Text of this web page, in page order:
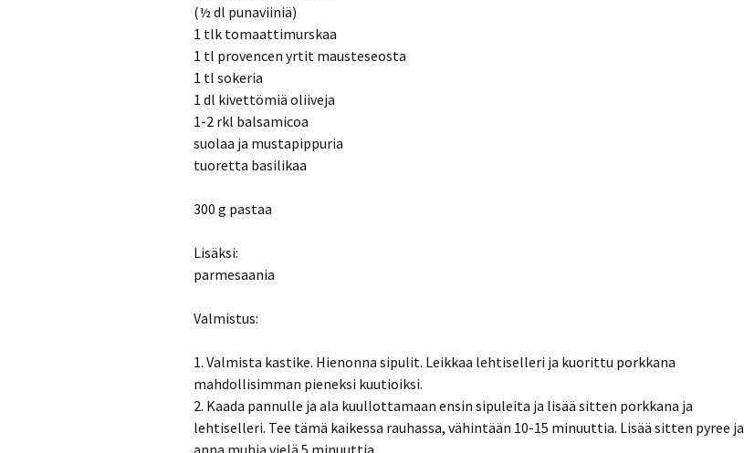
(½ dl punaviiniä)
1 tlk tomaattimurskaa
1 tl provencen yrtit mausteseosta
1 tl sokeria
1 dl kivettömiä oliiveja
1-2 rkl balsamicoa
suolaa ja mustapippuria
tuoretta basilikaa
300 g pastaa
Lisäksi:
parmesaania
Valmistus:
1. Valmista kastike. Hienonna sipulit. Leikkaa lehtiselleri ja kuorittu porkkana
mahdollisimman pieneksi kuutioiksi.
2. Kaada pannulle ja ala kuullottamaan ensin sipuleita ja lisää sitten porkkana ja
lehtiselleri. Tee tämä kaikessa rauhassa, vähintään 10-15 minuuttia. Lisää sitten pyree ja
anna muhia vielä 5 minuuttia.